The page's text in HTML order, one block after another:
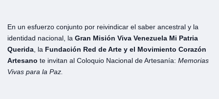
En un esfuerzo conjunto por reivindicar el saber ancestral y la
identidad nacional, la Gran Misión Viva Venezuela Mi Patria
Querida , la Fundación Red de Arte y el Movimiento Corazón
Artesano te invitan al Coloquio Nacional de Artesanía: Memorias
Vivas para la Paz.